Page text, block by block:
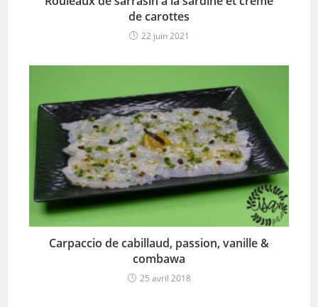
de carottes
22 juin 2021
Carpaccio de cabillaud, passion, vanille &
combawa
25 avril 2018